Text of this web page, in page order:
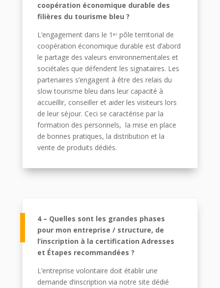
coopération économique durable des
filières du tourisme bleu ?
L’engagement dans le 1 erpôle territorial de
coopération économique durable est d’abord
le partage des valeurs environnementales et
sociétales que défendent les signataires. Les
partenaires s’engagent à être des relais du
slow tourisme bleu dans leur capacité à
accueillir, conseiller et aider les visiteurs lors
de leur séjour. Ceci se caractérise par la
formation des personnels, la mise en place
de bonnes pratiques, la distribution et la
vente de produits dédiés.
4 – Quelles sont les grandes phases
pour mon entreprise / structure, de
l’inscription à la certification Adresses
et Étapes recommandées ?
L’entreprise volontaire doit établir une
demande d’inscription via notre site dédié